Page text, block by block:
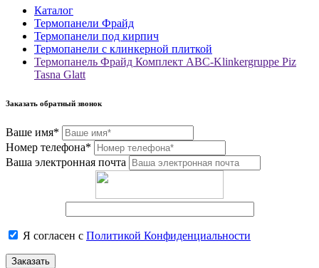
Каталог
Термопанели Фрайд
Термопанели под кирпич
Термопанели с клинкерной плиткой
Термопанель Фрайд Комплект ABC-Klinkergruppe Piz
Tasna Glatt
Заказать обратный звонок
Ваше имя*
Номер телефона*
Ваша электронная почта
Я согласен с Политикой Конфиденциальности
Заказать